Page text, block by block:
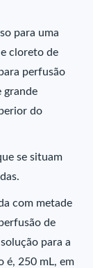
para uma
cloreto de
perfusão
grande
do
se situam
com metade
de
para a
é, 250 mL, em